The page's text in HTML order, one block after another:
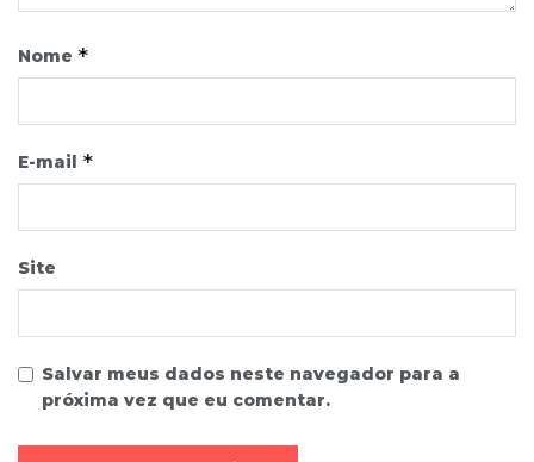
Nome *
E-mail *
Site
Salvar meus dados neste navegador para a
próxima vez que eu comentar.